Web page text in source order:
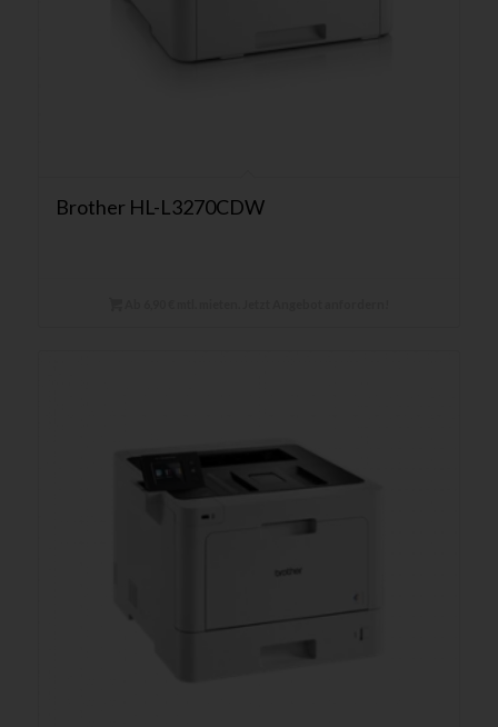
Brother HL-L3270CDW